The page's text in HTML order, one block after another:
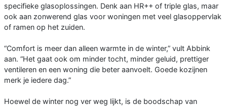
specifieke glasoplossingen. Denk aan HR++ of triple glas, maar
ook aan zonwerend glas voor woningen met veel glasoppervlak
of ramen op het zuiden.
“Comfort is meer dan alleen warmte in de winter,” vult Abbink
aan. “Het gaat ook om minder tocht, minder geluid, prettiger
ventileren en een woning die beter aanvoelt. Goede kozijnen
merk je iedere dag.”
Hoewel de winter nog ver weg lijkt, is de boodschap van